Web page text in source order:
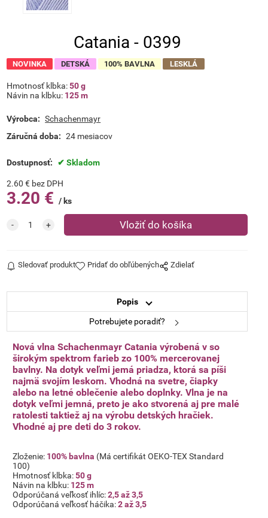
Catania - 0399
NOVINKA DETSKÁ 100% BAVLNA LESKLÁ
Hmotnosť klbka:50 g
Návin na klbku: 125 m
Výrobca: Schachenmayr
Záručná doba: 24 mesiacov
Dostupnosť: Skladom
2.60 € bez DPH
3.20 € ks
Sledovať produkt Pridať do obľúbených Zdielať
Popis
Potrebujete poradiť?
Nová vlna Schachenmayr Catania výrobená v so
širokým spektrom farieb zo 100% mercerovanej
bavlny. Na dotyk veľmi jemá priadza, ktorá sa píši
najmä svojím leskom. Vhodná na svetre, čiapky
alebo na letné oblečenie alebo doplnky. Vlna je na
dotyk veľmi jemná, preto je ako stvorená aj pre malé
ratolesti taktiež aj na výrobu detských hračiek.
Vhodné aj pre deti do 3 rokov.
Zloženie: 100% bavlna (Má certifikát OEKO-TEX Standard
100)
Hmotnosť klbka:50 g
Návin na klbku: 125 m
Odporúčaná veľkosť ihlíc:2,5 až 3,5
Odporúčaná veľkosť háčika:2 až 3,5